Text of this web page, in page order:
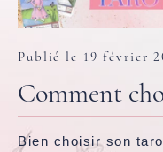
Publié le 19 février
Comment
Bien choisir son